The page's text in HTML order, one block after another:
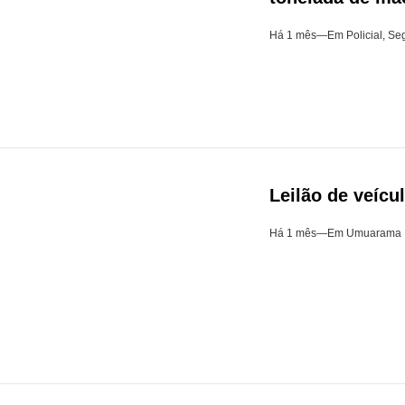
Há 1 mês—Em Policial ,
Leilão de
Há 1 mês—Em Umuarama